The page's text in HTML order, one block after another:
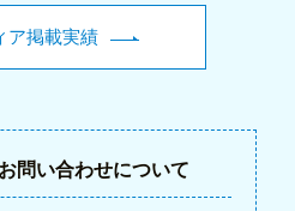
ア掲載実績
問い合わせについて